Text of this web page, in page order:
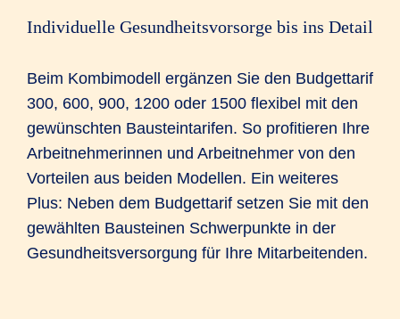
tägigen
Kranken­haus­­
+ 140,00 EUR
Eigenanteil = 2.041,00 EUR
R+V erstattet
aus Tarif...
Klinik 1
PROFIL
...einen Betrag
von
2.041,00 EUR
Individuelle Gesundheitsvorsorge bis ins Detail
Beim Kombimodell ergänzen Sie den Budgettarif
300, 600, 900, 1200 oder 1500 flexibel mit den
gewünschten Bausteintarifen. So profitieren Ihre
Arbeitnehmerinnen und Arbeitnehmer von den
Vorteilen aus beiden Modellen. Ein weiteres
Plus: Neben dem Budgettarif setzen Sie mit den
gewählten Bausteinen Schwerpunkte in der
Gesundheitsversorgung für Ihre Mitarbeitenden.